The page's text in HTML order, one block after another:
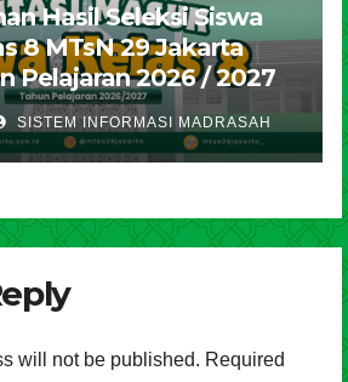
Hasil Seleksi Siswa
8 MTsN 29 Jakarta
Pelajaran 2026 / 2027
SISTEM INFORMASI MADRASAH
will not be published. Required